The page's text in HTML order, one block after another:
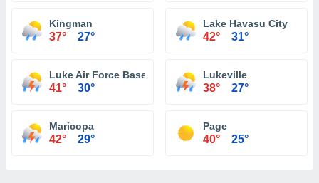
Kingman
37° 27°
Lake Havasu City
42° 31°
Luke Air Force Base
41° 30°
Lukeville
38° 27°
Maricopa
42° 29°
Page
40° 25°